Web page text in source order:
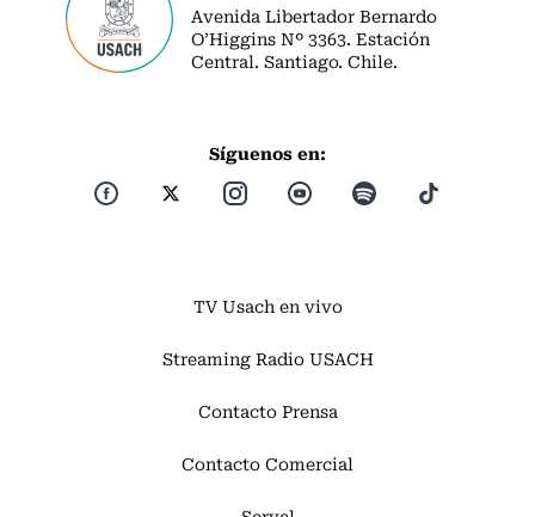
Avenida Libertador Bernardo
O’Higgins Nº 3363. Estación
Central. Santiago. Chile.
Síguenos en:
TV Usach en vivo
Streaming Radio USACH
Contacto Prensa
Contacto Comercial